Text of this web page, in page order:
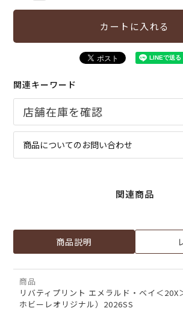
カートに入れる
関連キーワード
商品についてのお問い合わせ
関連商品
商品説明
商品
リバティプリント エメラルド・ベイ＜20X
ホビーレオリジナル）2026SS